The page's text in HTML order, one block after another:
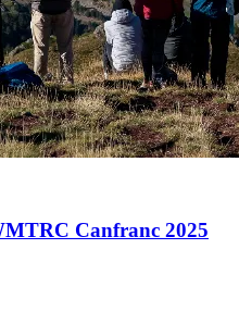
Canfranc 2025